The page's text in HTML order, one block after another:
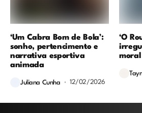
‘Um Cabra Bom de Bola’:
sonho, pertencimento e
narrativa esportiva
animada
Juliana Cunha 12/02/2026
‘O
moral